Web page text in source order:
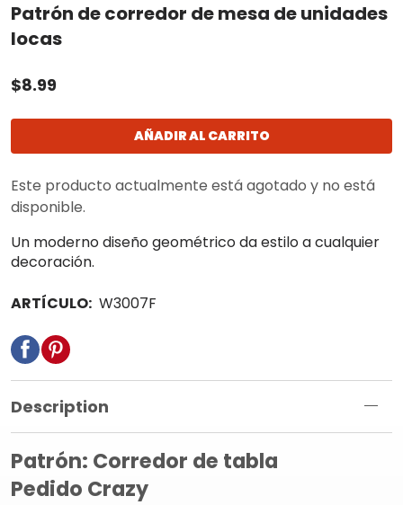
Patrón de corredor de mesa de unidades
locas
$8.99
AÑADIR AL CARRITO
Este producto actualmente está agotado y no está
disponible.
Un moderno diseño geométrico da estilo a cualquier
decoración.
ARTÍCULO: W3007F
Panel de información del producto
Description
Patrón: Corredor de tabla
Pedido Crazy